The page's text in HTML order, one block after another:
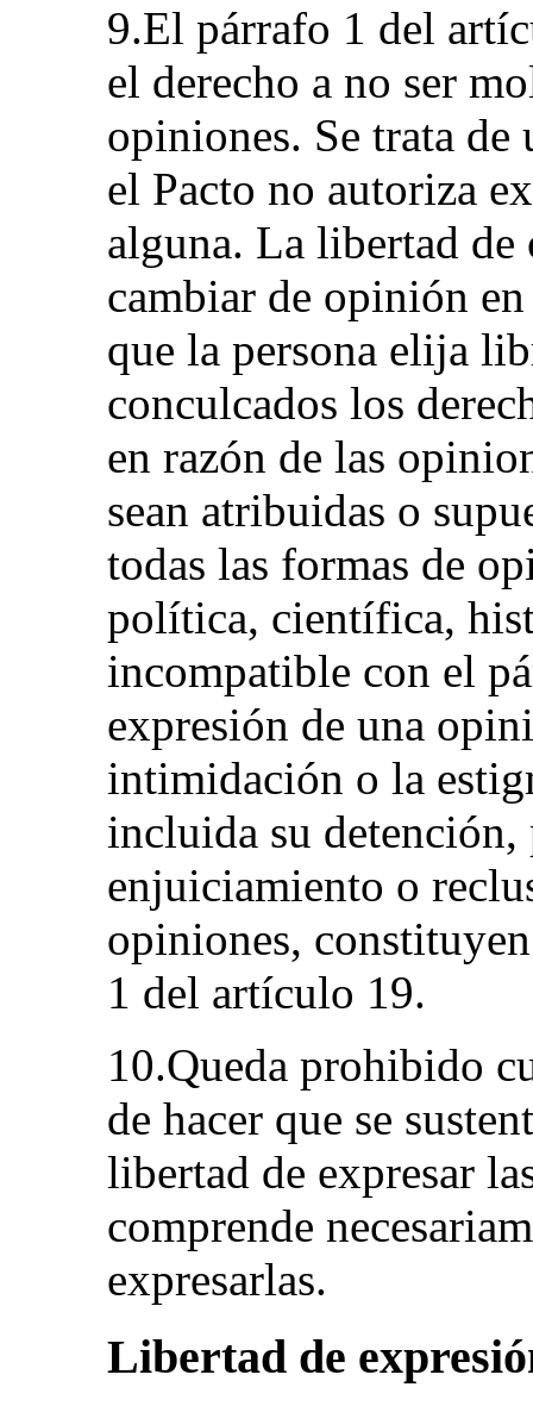
9.El párrafo 1 del
el derecho a no ser
opiniones. Se trata de
el Pacto no autoriza
alguna. La libertad de
cambiar de opinión
que la persona elija
conculcados los
en razón de las
sean atribuidas o
todas las formas de
política, científica,
incompatible con el
expresión de una
intimidación o la
incluida su
enjuiciamiento o
opiniones,
1 del artículo 19.
10.Queda prohibido
de hacer que se
libertad de expresar
comprende
expresarlas.
Libertad de